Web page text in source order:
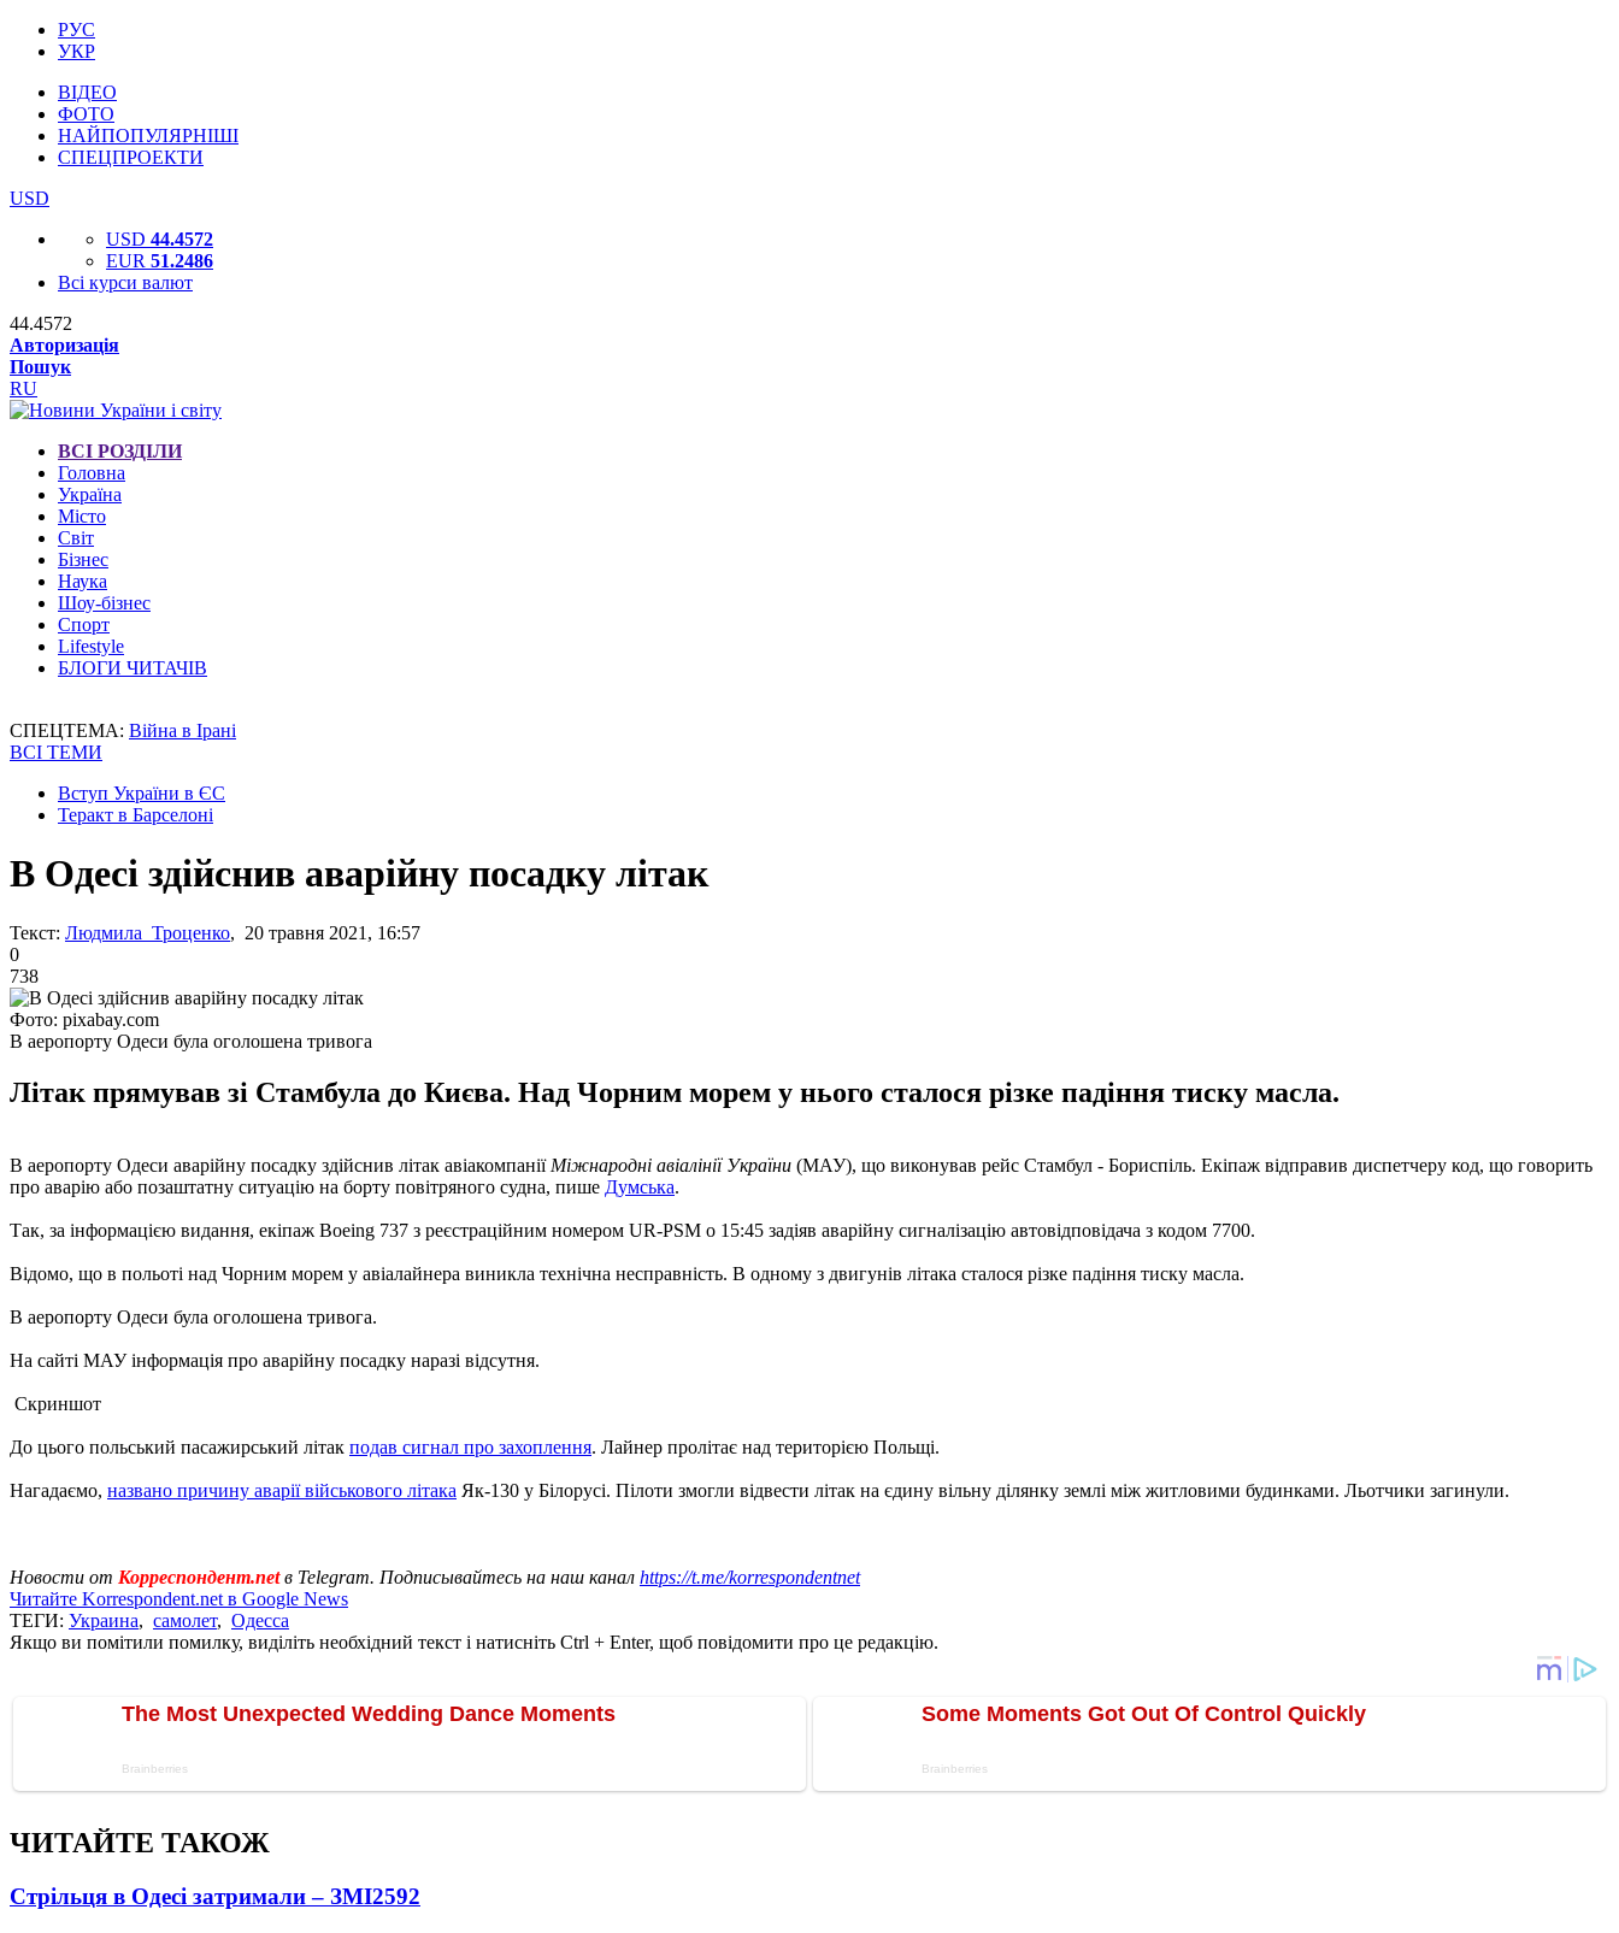
РУС
УКР
ВІДЕО
ФОТО
НАЙПОПУЛЯРНІШІ
СПЕЦПРОЕКТИ
USD
USD 44.4572
EUR 51.2486
Всі курси валют
44.4572
Авторизація
Пошук
RU
ВСІ РОЗДІЛИ
Головна
Україна
Місто
Світ
Бізнес
Наука
Шоу-бізнес
Спорт
Lifestyle
БЛОГИ ЧИТАЧІВ
СПЕЦТЕМА: Війна в Ірані
ВСІ ТЕМИ
Вступ України в ЄС
Теракт в Барселоні
В Одесі здійснив аварійну посадку літак
Текст: Людмила Троценко, 20 травня 2021, 16:57
0
738
Фото: pixabay.com
В аеропорту Одеси була оголошена тривога
Літак прямував зі Стамбула до Києва. Над Чорним морем у нього сталося різке падіння тиску масла.
В аеропорту Одеси аварійну посадку здійснив літак авіакомпанії Міжнародні авіалінії України (МАУ), що виконував рейс Стамбул - Бориспіль. Екіпаж відправив диспетчеру код, що говорить
про аварію або позаштатну ситуацію на борту повітряного судна, пише Думська.
Так, за інформацією видання, екіпаж Boeing 737 з реєстраційним номером UR-PSM о 15:45 задіяв аварійну сигналізацію автовідповідача з кодом 7700.
Відомо, що в польоті над Чорним морем у авіалайнера виникла технічна несправність. В одному з двигунів літака сталося різке падіння тиску масла.
В аеропорту Одеси була оголошена тривога.
На сайті МАУ інформація про аварійну посадку наразі відсутня.
Скриншот
До цього польський пасажирський літак подав сигнал про захоплення. Лайнер пролітає над територією Польщі.
Нагадаємо, названо причину аварії військового літака Як-130 у Білорусі. Пілоти змогли відвести літак на єдину вільну ділянку землі між житловими будинками. Льотчики загинули.
Новости от Корреспондент.netв Telegram. Подписывайтесь на наш канал https://t.me/korrespondentnet
Читайте Korrespondent.net в Google News
ТЕГИ: Украина, самолет, Одесса
Якщо ви помітили помилку, виділіть необхідний текст і натисніть Ctrl + Enter, щоб повідомити про це редакцію.
ЧИТАЙТЕ ТАКОЖ
Стрільця в Одесі затримали – ЗМІ2592